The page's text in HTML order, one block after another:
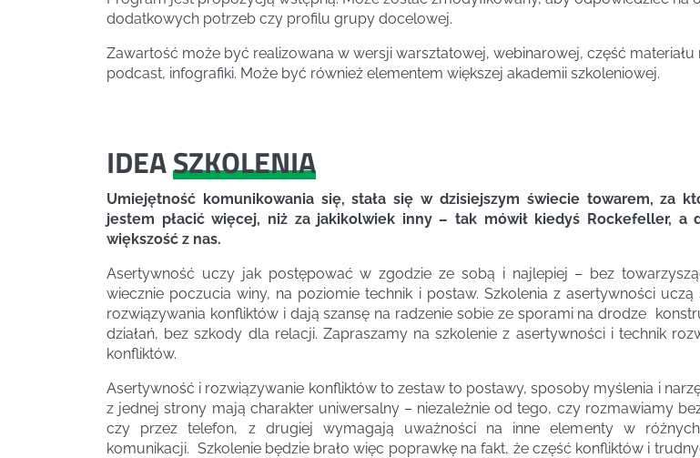
dodatkowych potrzeb czy profilu grupy docelowej.
Zawartość może być realizowana w wersji warsztatowej, webinarowej, część
podcast, infografiki. Może być również elementem większej akademii szkoleniowej.
IDEASZKOLENIA
Umiejętność komunikowania się, stała się w dzisiejszym świecie towarem, za
jestem płacić więcej, niż za jakikolwiek inny – tak mówił kiedyś Rockefeller, a
większość z nas.
Asertywność uczy jak postępować w zgodzie ze sobą i najlepiej – bez
wiecznie poczucia winy, na poziomie technik i postaw. Szkolenia z asertywności
rozwiązywania konfliktów i dają szansę na radzenie sobie ze sporami na drodze
działań, bez szkody dla relacji. Zapraszamy na szkolenie z asertywności i technik
konfliktów.
Asertywność i rozwiązywanie konfliktów to zestaw to postawy, sposoby myślenia i
z jednej strony mają charakter uniwersalny – niezależnie od tego, czy rozmawiamy
czy przez telefon, z drugiej wymagają uważności na inne elementy w różnych
komunikacji. Szkolenie będzie brało więc poprawkę na fakt, że część konfliktów i